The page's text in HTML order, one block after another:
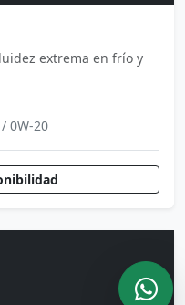
extrema en frío y
0W-20